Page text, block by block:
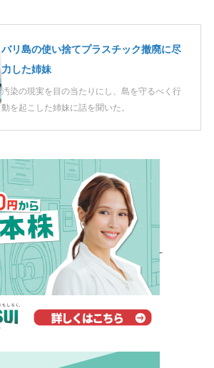
バリ島の使い捨てプラスチック撤廃に尽
力した姉妹
汚染の現実を目の当たりにし、島を守るべく行
動を起こした姉妹に話を聞いた。